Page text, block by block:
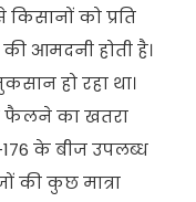
को प्रति
आमदनी होती है।
हो रहा था।
फैलने का खतरा
के बीज उपलब्ध
की कुछ मात्रा